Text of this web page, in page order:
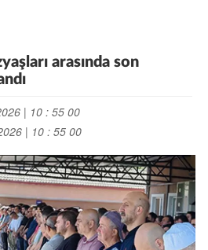
arasında son
| 10 : 55 00
| 10 : 55 00